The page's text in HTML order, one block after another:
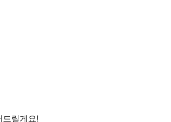
드릴게요!